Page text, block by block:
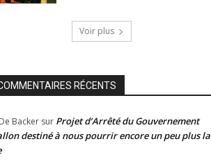
Voir plus
RÉCENTS
Backer sur Projet d’Arrêté du Gouvernement
destiné à nous pourrir encore un peu plus la